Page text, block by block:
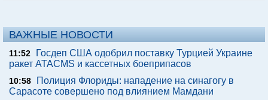
ВАЖНЫЕ НОВОСТИ
11:52
Госдеп США одобрил поставку Турцией Украине
ракет ATACMS и кассетных боеприпасов
10:58
Полиция Флориды: нападение на синагогу в
Сарасоте совершено под влиянием Мамдани